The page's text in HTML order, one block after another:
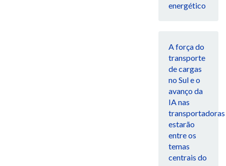
energético
A força do
transporte
de cargas
no Sul e o
avanço da
IA nas
transportadoras
estarão
entre os
temas
centrais do